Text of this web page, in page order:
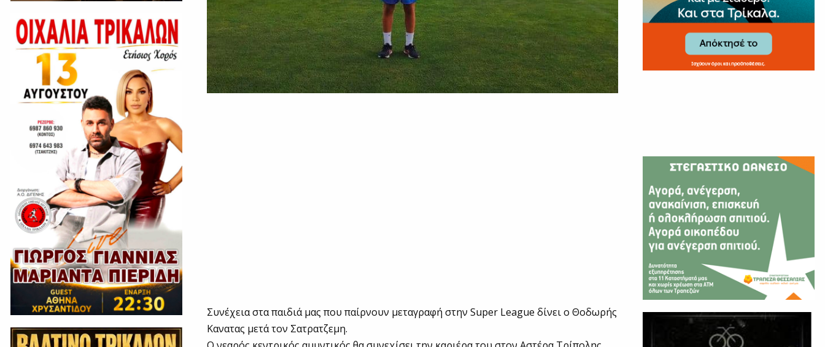
Συνέχεια στα παιδιά μας που παίρνουν μεταγραφή στην Super League δίνει ο Θοδωρής
Κανατας μετά τον Σατρατζεμη.